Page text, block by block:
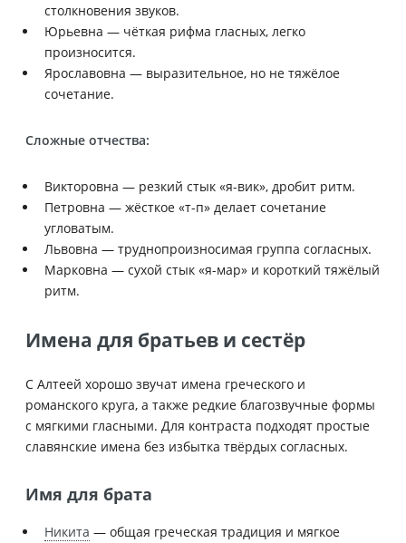
столкновения звуков.
Юрьевна — чёткая рифма гласных, легко
произносится.
Ярославовна — выразительное, но не тяжёлое
сочетание.
Сложные отчества:
Викторовна — резкий стык «я-вик», дробит ритм.
Петровна — жёсткое «т-п» делает сочетание
угловатым.
Львовна — труднопроизносимая группа согласных.
Марковна — сухой стык «я-мар» и короткий тяжёлый
ритм.
Имена для братьев и сестёр
С Алтеей хорошо звучат имена греческого и
романского круга, а также редкие благозвучные формы
с мягкими гласными. Для контраста подходят простые
славянские имена без избытка твёрдых согласных.
Имя для брата
Никита — общая греческая традиция и мягкое